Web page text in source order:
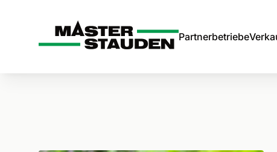
Master-Stauden
Partnerbetriebe